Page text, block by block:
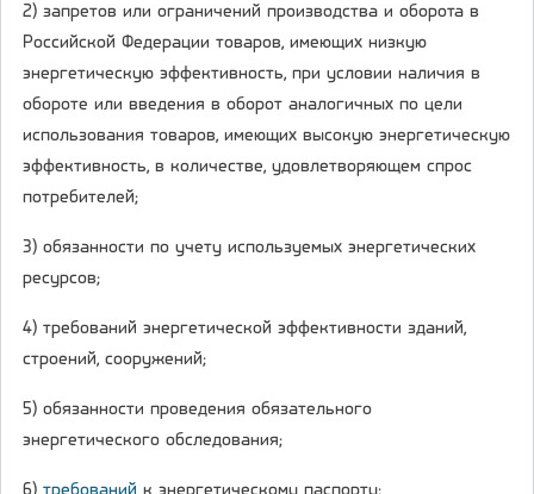
2) запретов или ограничений производства и оборота в
Российской Федерации товаров, имеющих низкую
энергетическую эффективность, при условии наличия в
обороте или введения в оборот аналогичных по цели
использования товаров, имеющих высокую энергетическую
эффективность, в количестве, удовлетворяющем спрос
потребителей;
3) обязанности по учету используемых энергетических
ресурсов;
4) требований энергетической эффективности зданий,
строений, сооружений;
5) обязанности проведения обязательного
энергетического обследования;
6) требований к энергетическому паспорту;